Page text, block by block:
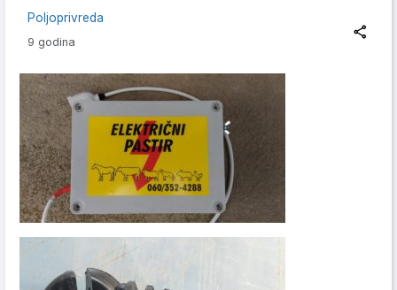
Poljoprivreda
9 godina